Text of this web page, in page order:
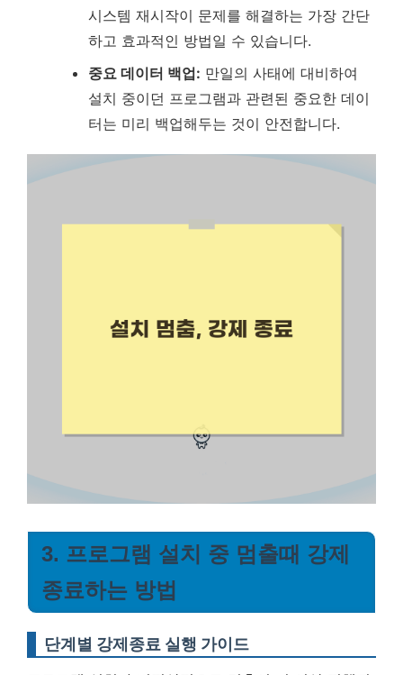
시스템 재시작이 문제를 해결하는 가장 간단
하고 효과적인 방법일 수 있습니다.
중요 데이터 백업: 만일의 사태에 대비하여
설치 중이던 프로그램과 관련된 중요한 데이
터는 미리 백업해두는 것이 안전합니다.
3. 프로그램 설치 중 멈출때 강제
종료하는 방법
단계별 강제종료 실행 가이드